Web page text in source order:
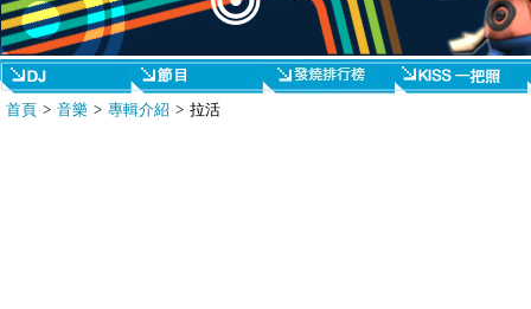
首頁 > 音樂 > 專輯介紹 > 拉活